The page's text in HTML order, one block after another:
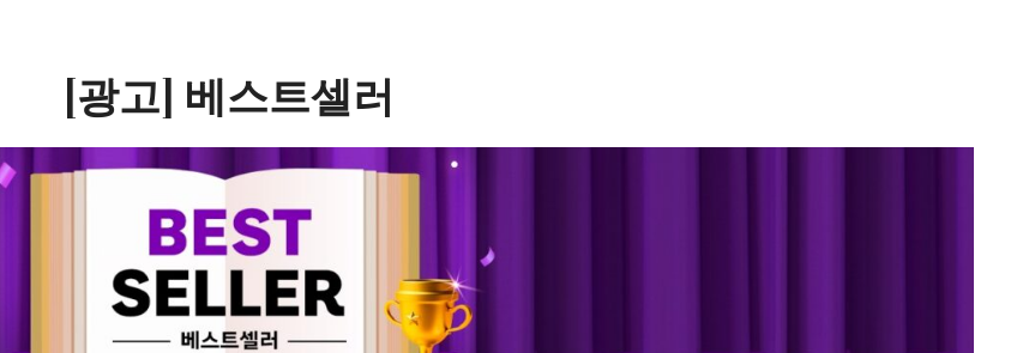
[광고] 베스트셀러